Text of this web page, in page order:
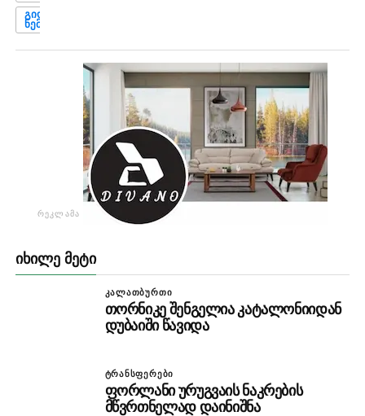
ᲒᲘᲝᲠᲒᲘ
ᲜᲔᲛᲡᲐᲫᲔ
ᲠᲔᲙᲚᲐᲛᲐ
ᲘᲮᲘᲚᲔ ᲛᲔᲢᲘ
ᲙᲐᲚᲐᲗᲑᲣᲠᲗᲘ
თორნიკე შენგელია კატალონიიდან
დუბაიში წავიდა
ᲢᲠᲐᲜᲡᲤᲔᲠᲔᲑᲘ
ფორლანი ურუგვაის ნაკრების
მწვრთნელად დაინიშნა